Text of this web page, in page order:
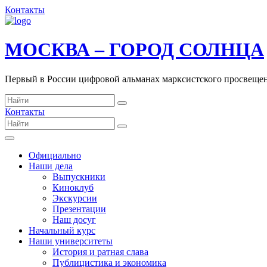
Контакты
МОСКВА – ГОРОД СОЛНЦА
Первый в России цифровой альманах марксистского
Контакты
Официально
Наши дела
Выпускники
Киноклуб
Экскурсии
Презентации
Наш досуг
Начальный курс
Наши университеты
История и ратная слава
Публицистика и экономика